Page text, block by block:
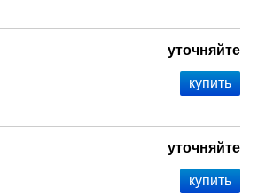
уточняйте
уточняйте